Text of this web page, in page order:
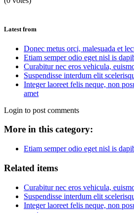
Latest from
Donec metus orci, malesuada et
Etiam semper odio eget nisl is
Curabitur nec eros vehicula,
Suspendisse interdum elit
Integer laoreet felis neque, non
amet
Login to post comments
More in this category:
Etiam semper odio eget nisl is
Related items
Curabitur nec eros vehicula,
Suspendisse interdum elit
Integer laoreet felis neque, non